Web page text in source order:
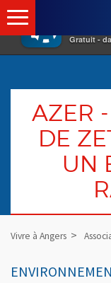
×
Gratuit -
AZER
DE
UN
Vivre à Angers